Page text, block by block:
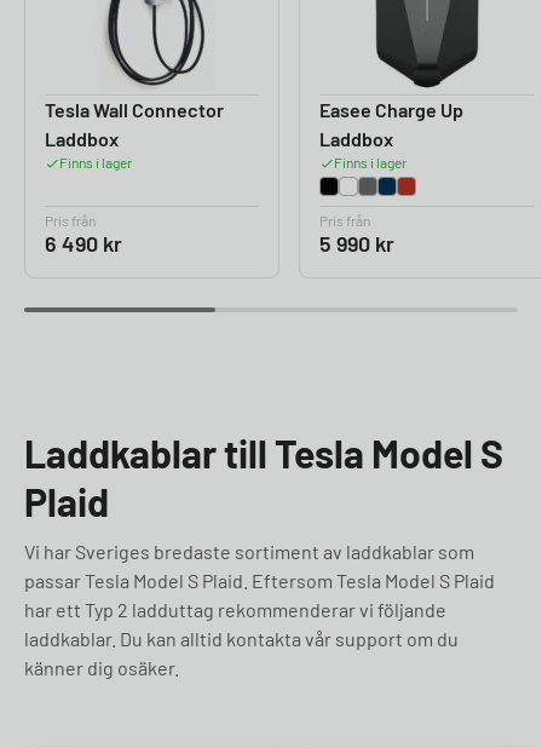
Tesla Wall Connector
Laddbox
Finns i lager
Pris från
6 490 kr
Easee Charge Up
Laddbox
Finns i lager
Pris från
5 990 kr
Laddkablar till Tesla Model S
Plaid
Vi har Sveriges bredaste sortiment av laddkablar som
passar Tesla Model S Plaid. Eftersom Tesla Model S Plaid
har ett Typ 2 ladduttag rekommenderar vi följande
laddkablar. Du kan alltid kontakta vår support om du
känner dig osäker.